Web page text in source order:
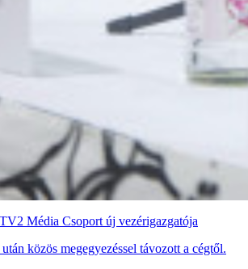
Média Csoport új vezérigazgatója
közös megegyezéssel távozott a cégtől.